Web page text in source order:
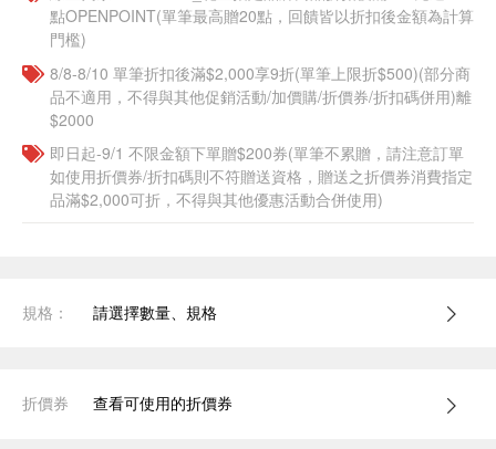
點OPENPOINT(單筆最高贈20點，回饋皆以折扣後金額為計算
門檻)
8/8-8/10 單筆折扣後滿$2,000享9折(單筆上限折$500)(部分商
品不適用，不得與其他促銷活動/加價購/折價券/折扣碼併用)離
$2000
即日起-9/1 不限金額下單贈$200券(單筆不累贈，請注意訂單
如使用折價券/折扣碼則不符贈送資格，贈送之折價券消費指定
品滿$2,000可折，不得與其他優惠活動合併使用)
規格： 請選擇數量、規格
折價券 查看可使用的折價券